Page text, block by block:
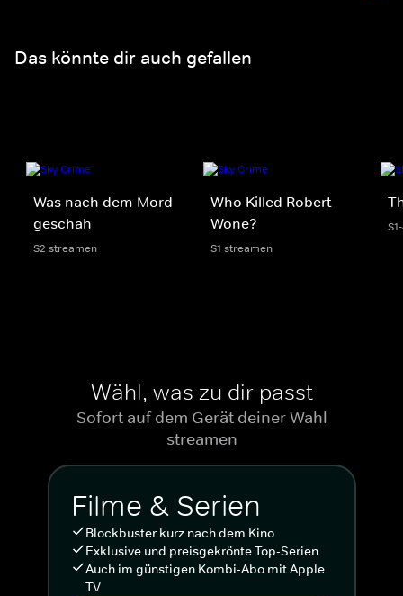
Das könnte dir auch gefallen
Was nach dem Mord
geschah
S2 streamen
Who Killed Robert
Wone?
S1 streamen
Wähl, was zu dir passt
Sofort auf dem Gerät deiner Wahl
streamen
Filme & Serien
Blockbuster kurz nach dem Kino
Exklusive und preisgekrönte Top-Serien
Auch im günstigen Kombi-Abo mit Apple
TV